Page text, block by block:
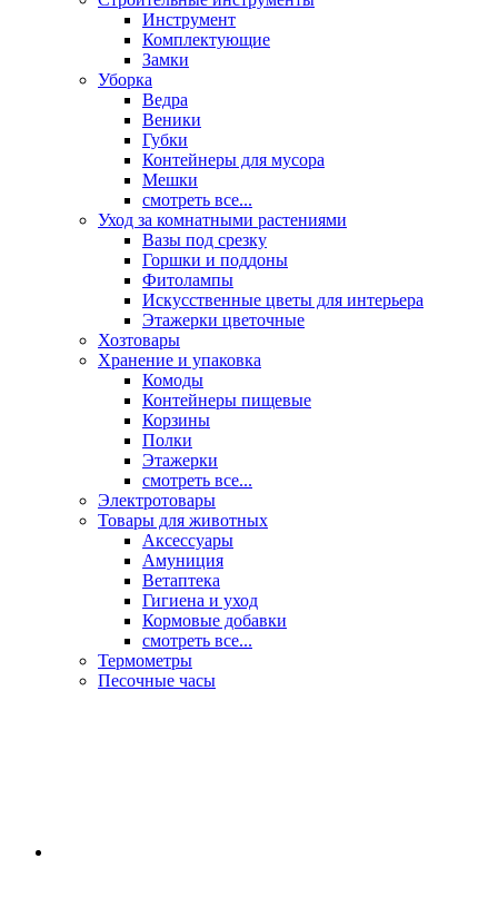
Инструмент
Комплектующие
Замки
Уборка
Ведра
Веники
Губки
Контейнеры для мусора
Мешки
смотреть все...
Уход за комнатными растениями
Вазы под срезку
Горшки и поддоны
Фитолампы
Искусственные цветы для интерьера
Этажерки цветочные
Хозтовары
Хранение и упаковка
Комоды
Контейнеры пищевые
Корзины
Полки
Этажерки
смотреть все...
Электротовары
Товары для животных
Аксессуары
Амуниция
Ветаптека
Гигиена и уход
Кормовые добавки
смотреть все...
Термометры
Песочные часы